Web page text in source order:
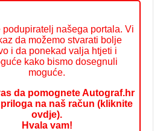
podupiratelj našega portala. Vi
da možemo stvarati bolje
i da ponekad valja htjeti i
kako bismo dosegnuli
moguće.
da pomognete Autograf.hr
na naš račun (kliknite
ovdje).
Hvala vam!